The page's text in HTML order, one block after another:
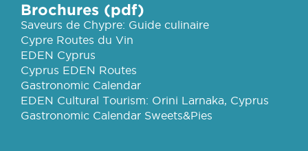
Brochures (pdf)
Saveurs de Chypre: Guide culinaire
Cypre Routes du Vin
EDEN Cyprus
Cyprus EDEN Routes
Gastronomic Calendar
EDEN Cultural Tourism: Orini Larnaka, Cyprus
Gastronomic Calendar Sweets&Pies